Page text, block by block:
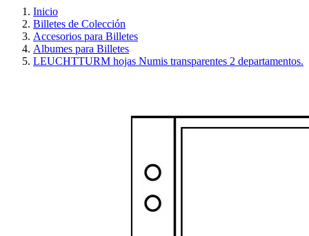
Inicio
Billetes de Colección
Accesorios para Billetes
Albumes para Billetes
LEUCHTTURM hojas Numis transparentes 2 departamentos.